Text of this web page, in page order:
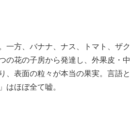
一方、バナナ、ナス、トマト、ザク
の花の子房から発達し、外果皮・中
、表面の粒々が本当の果実。言語と
はほぼ全て嘘。